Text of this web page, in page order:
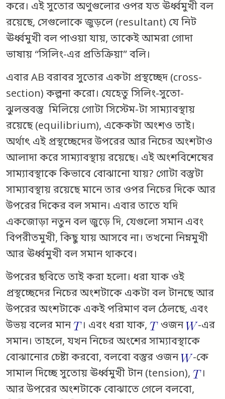
করে। এই সুতোর অণুগুলোর ওপর যত ঊর্ধ্বমুখী বল
রয়েছে, সেগুলোকে জুড়লে (resultant) যে নিট
ঊর্ধ্বমুখী বল পাওয়া যায়, তাকেই আমরা গোদা
ভাষায় “সিলিং-এর প্রতিক্রিয়া” বলি।
এবার AB বরাবর সুতোর একটা প্রস্থচ্ছেদ (cross-
section) কল্পনা করো। যেহেতু সিলিং-সুতো-
ঝুলন্তবস্তু মিলিয়ে গোটা সিস্টেম-টা সাম্যাবস্থায়
রয়েছে (equilibrium), একেকটা অংশও তাই।
অর্থাৎ এই প্রস্থচ্ছেদের উপরের আর নিচের অংশটাও
আলাদা করে সাম্যাবস্থায় রয়েছে। এই অংশবিশেষের
সাম্যাবস্থাকে কিভাবে বোঝানো যায়? গোটা বস্তুটা
সাম্যাবস্থায় রয়েছে মানে তার ওপর নিচের দিকে আর
উপরের দিকের বল সমান। এবার তাতে যদি
একজোড়া নতুন বল জুড়ে দি, যেগুলো সমান এবং
বিপরীতমুখী, কিছু যায় আসবে না। তখনো নিম্নমুখী
আর ঊর্ধ্বমুখী বল সমান থাকবে।
উপরের ছবিতে তাই করা হলো। ধরা যাক ওই
প্রস্থচ্ছেদের নিচের অংশটাকে একটা বল টানছে আর
উপরের অংশটাকে একই পরিমাণ বল ঠেলছে, এবং
উভয় বলের মান
। এবং ধরা যাক, ওজন
-এর
সমান। তাহলে, যখন নিচের অংশের সাম্যাবস্থাকে
বোঝানোর চেষ্টা করবো, বলবো বস্তুর ওজন
-কে
সামাল দিচ্ছে সুতোয় ঊর্ধ্বমুখী টান (tension),
।
আর উপরের অংশটাকে বোঝাতে গেলে বলবো,